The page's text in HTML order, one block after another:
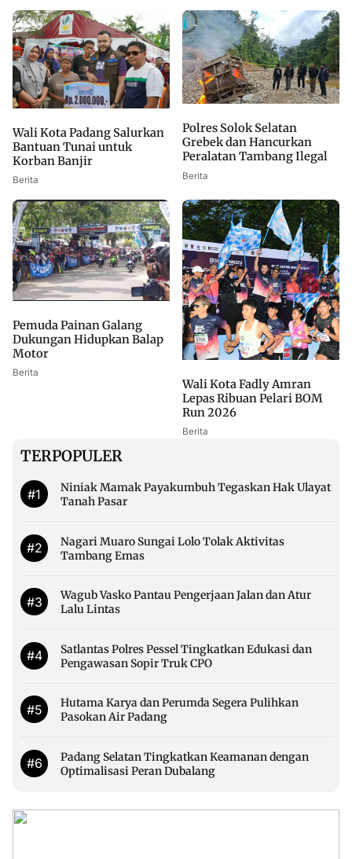
Wali Kota Padang Salurkan
Bantuan Tunai untuk
Korban Banjir
Berita
Polres Solok Selatan
Grebek dan Hancurkan
Peralatan Tambang Ilegal
Berita
Pemuda Painan Galang
Dukungan Hidupkan Balap
Motor
Berita
Wali Kota Fadly Amran
Lepas Ribuan Pelari BOM
Run 2026
Berita
TERPOPULER
#1
Niniak Mamak Payakumbuh Tegaskan Hak Ulayat
Tanah Pasar
#2
Nagari Muaro Sungai Lolo Tolak Aktivitas
Tambang Emas
#3
Wagub Vasko Pantau Pengerjaan Jalan dan Atur
Lalu Lintas
#4
Satlantas Polres Pessel Tingkatkan Edukasi dan
Pengawasan Sopir Truk CPO
#5
Hutama Karya dan Perumda Segera Pulihkan
Pasokan Air Padang
#6
Padang Selatan Tingkatkan Keamanan dengan
Optimalisasi Peran Dubalang